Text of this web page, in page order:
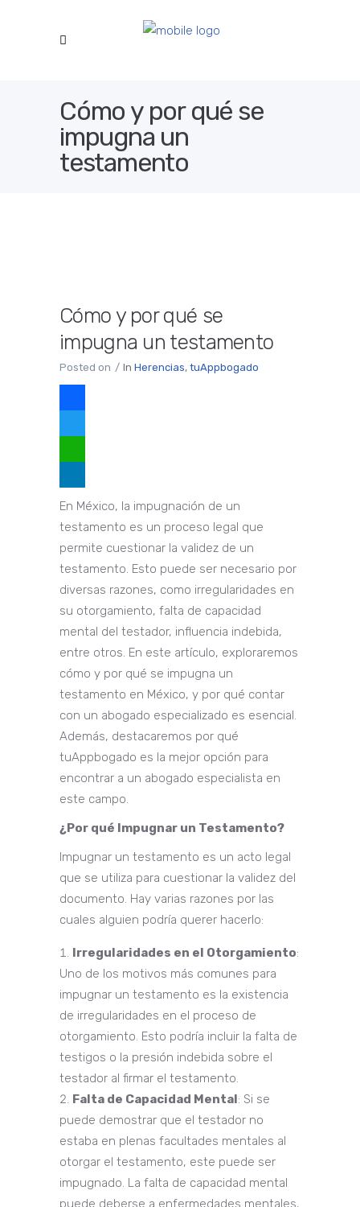
Cómo y por qué se
impugna un
testamento
Cómo y por qué se
impugna un testamento
Posted on In Herencias, tuAppbogado
LinkedIn
En México, la impugnación de un
testamento es un proceso legal que
permite cuestionar la validez de un
testamento. Esto puede ser necesario por
diversas razones, como irregularidades en
su otorgamiento, falta de capacidad
mental del testador, influencia indebida,
entre otros. En este artículo, exploraremos
cómo y por qué se impugna un
testamento en México, y por qué contar
con un abogado especializado es esencial.
Además, destacaremos por qué
tuAppbogado es la mejor opción para
encontrar a un abogado especialista en
este campo.
¿Por qué Impugnar un Testamento?
Impugnar un testamento es un acto legal
que se utiliza para cuestionar la validez del
documento. Hay varias razones por las
cuales alguien podría querer hacerlo:
Irregularidades en el Otorgamiento:
Uno de los motivos más comunes para
impugnar un testamento es la existencia
de irregularidades en el proceso de
otorgamiento. Esto podría incluir la falta de
testigos o la presión indebida sobre el
testador al firmar el testamento.
Falta de Capacidad Mental: Si se
puede demostrar que el testador no
estaba en plenas facultades mentales al
otorgar el testamento, este puede ser
impugnado. La falta de capacidad mental
puede deberse a enfermedades mentales,